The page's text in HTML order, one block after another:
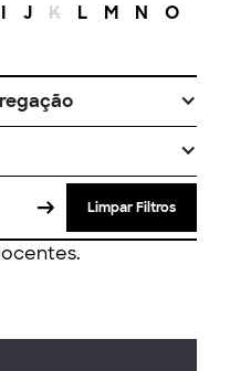
I J K L M N O
Limpar Filtros